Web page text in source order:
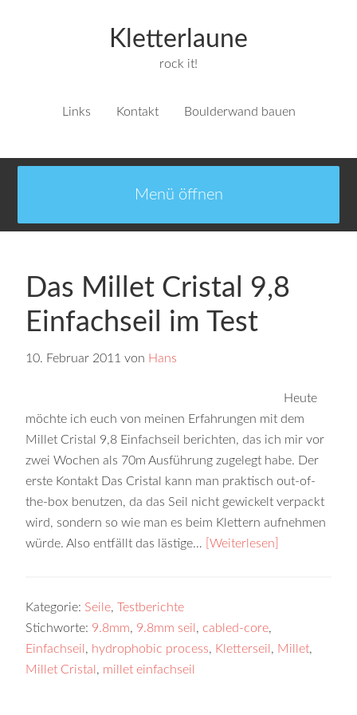
Kletterlaune
rock it!
Links Kontakt Boulderwand bauen
Das Millet Cristal 9,8
Einfachseil im Test
10. Februar 2011 von Hans
Heute
möchte ich euch von meinen Erfahrungen mit dem
Millet Cristal 9,8 Einfachseil berichten, das ich mir vor
zwei Wochen als 70m Ausführung zugelegt habe. Der
erste Kontakt Das Cristal kann man praktisch out-of-
the-box benutzen, da das Seil nicht gewickelt verpackt
wird, sondern so wie man es beim Klettern aufnehmen
würde. Also entfällt das lästige…
[Weiterlesen]
Kategorie: Seile,Testberichte
Stichworte: 9.8mm, 9.8mm seil , cabled-core,
Einfachseil , hydrophobic process, Kletterseil , Millet,
Millet Cristal , millet einfachseil